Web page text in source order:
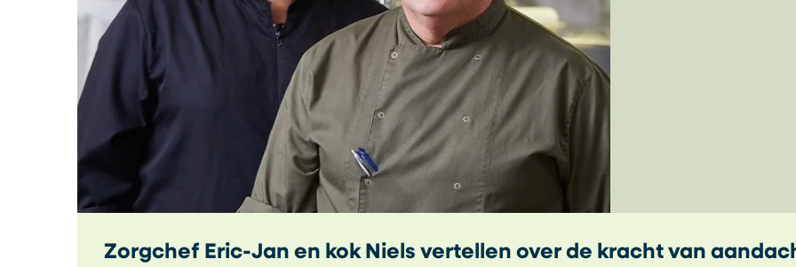
Zorgchef Eric-Jan en kok Niels vertellen over de kracht van